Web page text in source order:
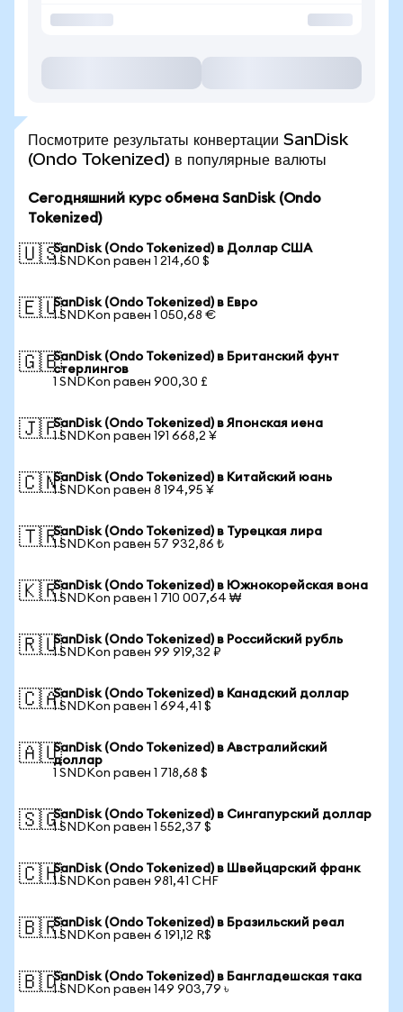
Посмотрите результаты конвертации SanDisk
(Ondo Tokenized) в популярные валюты
Сегодняшний курс обмена SanDisk (Ondo
Tokenized)
🇺🇸SanDisk (Ondo Tokenized) в Доллар США
1 SNDKon равен 1 214,60 $
🇪🇺SanDisk (Ondo Tokenized) в Евро
1 SNDKon равен 1 050,68 €
🇬🇧SanDisk (Ondo Tokenized) в Британский фунт
стерлингов
1 SNDKon равен 900,30 £
🇯🇵SanDisk (Ondo Tokenized) в Японская иена
1 SNDKon равен 191 668,2 ¥
🇨🇳SanDisk (Ondo Tokenized) в Китайский юань
1 SNDKon равен 8 194,95 ¥
🇹🇷SanDisk (Ondo Tokenized) в Турецкая лира
1 SNDKon равен 57 932,86 ₺
🇰🇷SanDisk (Ondo Tokenized) в Южнокорейская вона
1 SNDKon равен 1 710 007,64 ₩
🇷🇺SanDisk (Ondo Tokenized) в Российский рубль
1 SNDKon равен 99 919,32 ₽
🇨🇦SanDisk (Ondo Tokenized) в Канадский доллар
1 SNDKon равен 1 694,41 $
🇦🇺SanDisk (Ondo Tokenized) в Австралийский
доллар
1 SNDKon равен 1 718,68 $
🇸🇬SanDisk (Ondo Tokenized) в Сингапурский доллар
1 SNDKon равен 1 552,37 $
🇨🇭SanDisk (Ondo Tokenized) в Швейцарский франк
1 SNDKon равен 981,41 CHF
🇧🇷SanDisk (Ondo Tokenized) в Бразильский реал
1 SNDKon равен 6 191,12 R$
🇧🇩SanDisk (Ondo Tokenized) в Бангладешская така
1 SNDKon равен 149 903,79 ৳